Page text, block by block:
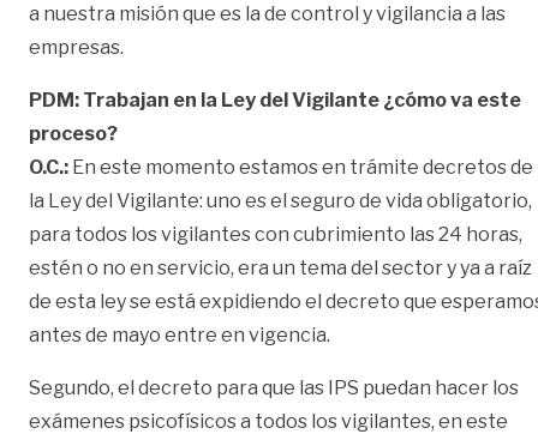
a nuestra misión que es la de control y vigilancia a las
empresas.
PDM: Trabajan en la Ley del Vigilante ¿cómo va este
proceso?
O.C.: En este momento estamos en trámite decretos de
la Ley del Vigilante: uno es el seguro de vida obligatorio,
para todos los vigilantes con cubrimiento las 24 horas,
estén o no en servicio, era un tema del sector y ya a raíz
de esta ley se está expidiendo el decreto que
antes de mayo entre en vigencia.
Segundo, el decreto para que las IPS puedan hacer los
exámenes psicofísicos a todos los vigilantes, en este